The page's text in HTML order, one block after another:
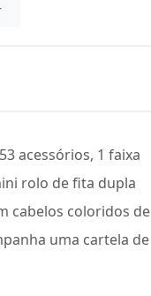
acessórios, 1 faixa
rolo de fita dupla
cabelos coloridos de
uma cartela de